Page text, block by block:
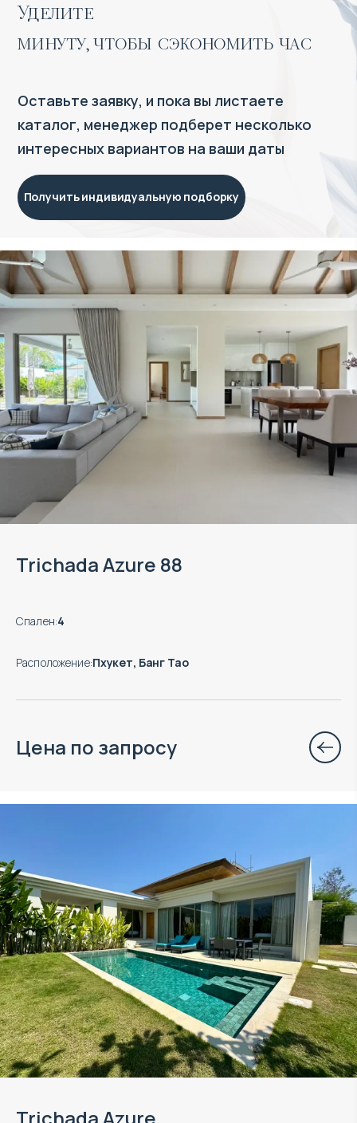
Trichada Azure 88
Спален:4
Расположение:Пхукет, Банг Тао
Цена по запросу
Trichada Azure
Уделите
минуту, чтобы сэкономить час
Оставьте заявку, и пока вы листаете
каталог, менеджер подберет несколько
интересных вариантов на ваши даты
Получить индивидуальную подборку